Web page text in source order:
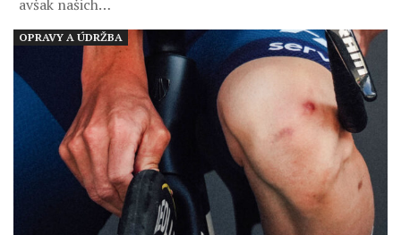
avšak našich…
OPRAVY A ÚDRŽBA